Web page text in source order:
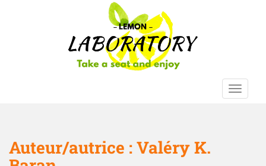
Auteur/autrice :Valéry K.